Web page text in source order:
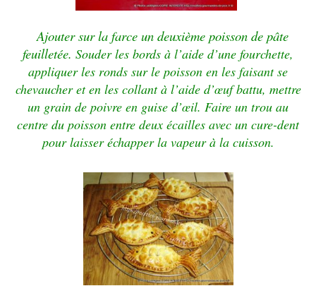
Ajouter sur la farce un deuxième poisson de pâte
feuilletée. Souder les bords à l’aide d’une fourchette,
appliquer les ronds sur le poisson en les faisant se
chevaucher et en les collant à l’aide d’œuf battu, mettre
un grain de poivre en guise d’œil. Faire un trou au
centre du poisson entre deux écailles avec un cure-dent
pour laisser échapper la vapeur à la cuisson.